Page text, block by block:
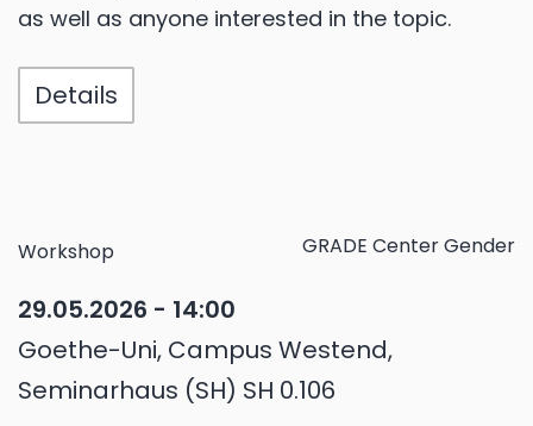
as well as anyone interested in the topic.
Details
Workshop GRADE Center Gender
29.05.2026 - 14:00
Goethe-Uni, Campus Westend,
Seminarhaus (SH) SH 0.106